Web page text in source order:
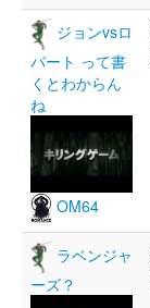
ジョンvsロ
バート って書
くとわからん
ね
OM64
ラベンジャ
ーズ？